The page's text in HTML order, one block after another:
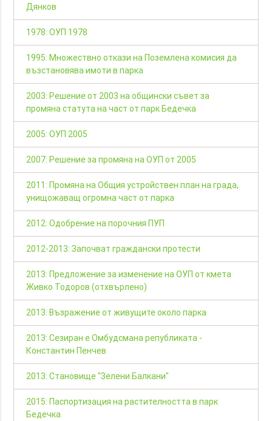
Дянков
1978: ОУП 1978
1995: Множествно откази на Поземлена комисия да
възстановява имоти в парка
2003: Решение от 2003 на общински съвет за
промяна статута на част от парк Бедечка
2005: ОУП 2005
2007: Решение за промяна на ОУП от 2005
2011: Промяна на Общия устройствен план на града,
унищожаващ огромна част от парка
2012: Одобрение на порочния ПУП
2012-2013: Започват граждански протести
2013: Предложение за изменение на ОУП от кмета
Живко Тодоров (отхвърлено)
2013: Възражение от живущите около парка
2013: Сезиран е Омбудсмана републиката -
Константин Пенчев
2013: Становище "Зелени Балкани"
2015: Паспортизация на растителността в парк
Бедечка